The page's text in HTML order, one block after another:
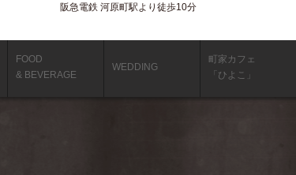
阪急電鉄 河原町駅より徒歩10分
FOOD
& BEVERAGE
WEDDING
町家カフェ
「ひよこ」